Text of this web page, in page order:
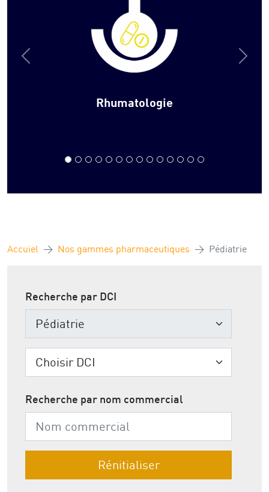
Rhumatologie
Accuiel Nos gammes pharmaceutiques Pédiatrie
Recherche par DCI
Recherche par nom commercial